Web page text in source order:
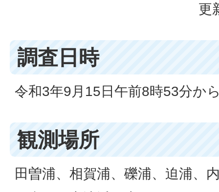
更
調査日時
令和3年9月15日午前8時53分か
観測場所
田曽浦、相賀浦、礫浦、迫浦、